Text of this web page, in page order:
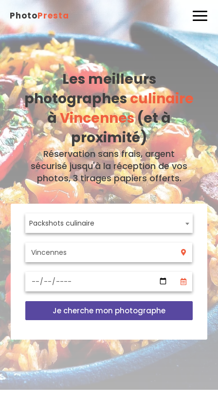
PhotoPresta
Les meilleurs
photographesculinaire
àVincennes(et à
proximité)
Réservation sans frais, argent
sécurisé jusqu'à la réception de vos
photos, 3 tirages papiers offerts.
Packshots culinaire
Je cherche mon photographe